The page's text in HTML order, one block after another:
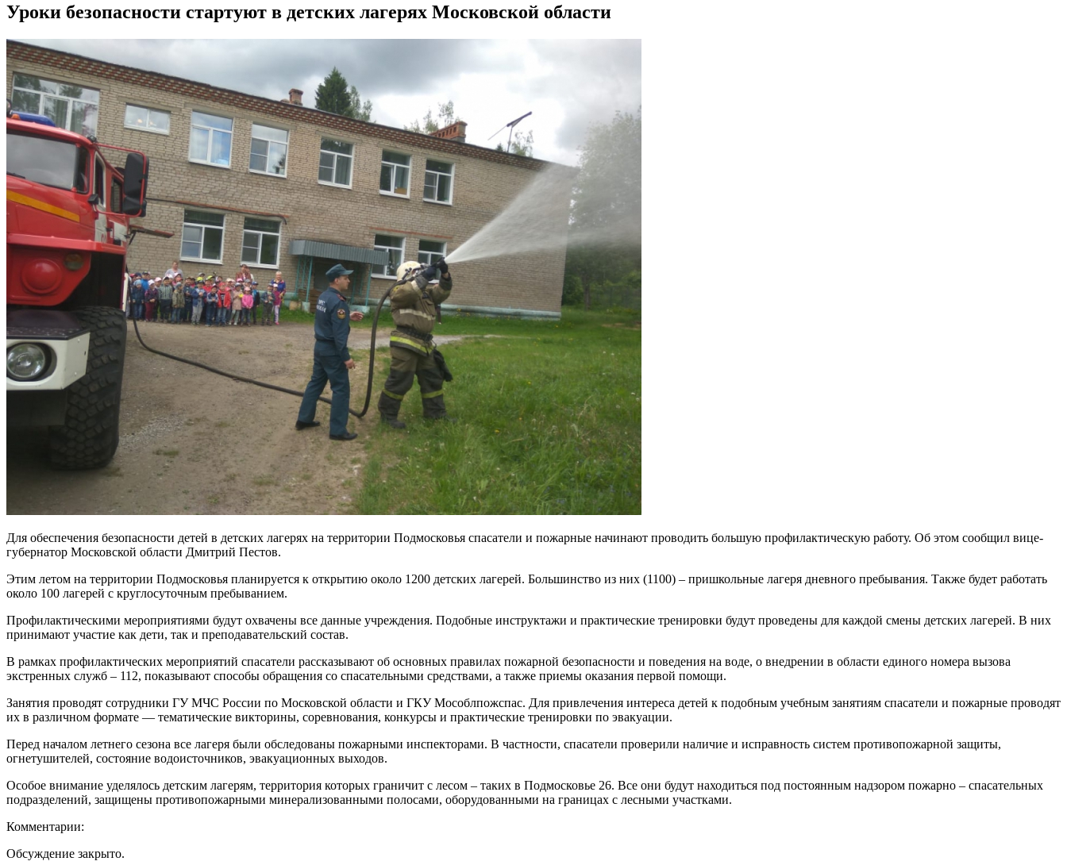
Уроки безопасности стартуют в детских лагерях Московской области
Для обеспечения безопасности детей в детских лагерях на территории Подмосковья спасатели и пожарные начинают проводить большую профилактическую работу. Об этом сообщил вице-
губернатор Московской области Дмитрий Пестов.
Этим летом на территории Подмосковья планируется к открытию около 1200 детских лагерей. Большинство из них (1100) – пришкольные лагеря дневного пребывания. Также будет работать
около 100 лагерей с круглосуточным пребыванием.
Профилактическими мероприятиями будут охвачены все данные учреждения. Подобные инструктажи и практические тренировки будут проведены для каждой смены детских лагерей. В них
принимают участие как дети, так и преподавательский состав.
В рамках профилактических мероприятий спасатели рассказывают об основных правилах пожарной безопасности и поведения на воде, о внедрении в области единого номера вызова
экстренных служб – 112, показывают способы обращения со спасательными средствами, а также приемы оказания первой помощи.
Занятия проводят сотрудники ГУ МЧС России по Московской области и ГКУ Мособлпожспас. Для привлечения интереса детей к подобным учебным занятиям спасатели и пожарные проводят
их в различном формате — тематические викторины, соревнования, конкурсы и практические тренировки по эвакуации.
Перед началом летнего сезона все лагеря были обследованы пожарными инспекторами. В частности, спасатели проверили наличие и исправность систем противопожарной защиты,
огнетушителей, состояние водоисточников, эвакуационных выходов.
Особое внимание уделялось детским лагерям, территория которых граничит с лесом – таких в Подмосковье 26. Все они будут находиться под постоянным надзором пожарно – спасательных
подразделений, защищены противопожарными минерализованными полосами, оборудованными на границах с лесными участками.
Комментарии:
Обсуждение закрыто.